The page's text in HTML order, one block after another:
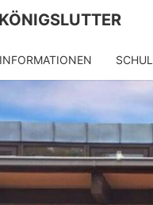
INFORMATIONEN